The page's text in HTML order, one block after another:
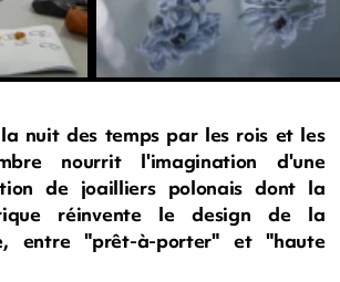
nuit des temps par les rois et les
nourrit l'imagination d'une
de joailliers polonais dont la
réinvente le design de la
entre "prêt-à-porter" et "haute